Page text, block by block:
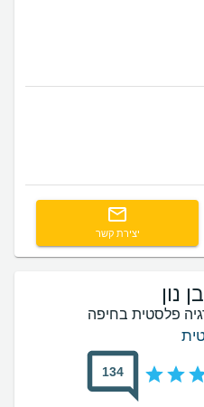
יצירת קשר
נון
פלסטית בחיפה
134